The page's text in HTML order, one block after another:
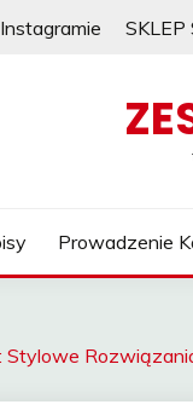
SKLEP
Prowadzenie